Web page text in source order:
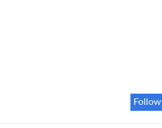
Follow